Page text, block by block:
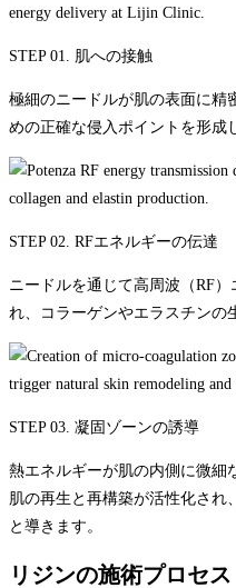
STEP 01. 肌への接触
極細のニードルが肌の表面に精
めの正確な侵入ポイントを形成
STEP 02. RFエネルギーの伝達
ニードルを通じて高周波（RF
れ、コラーゲンやエラスチンの
STEP 03. 凝固ゾーンの誘導
熱エネルギーが肌の内側に微細
肌の再生と再構築が活性化され
と導きます。
リジンの施術プロセス